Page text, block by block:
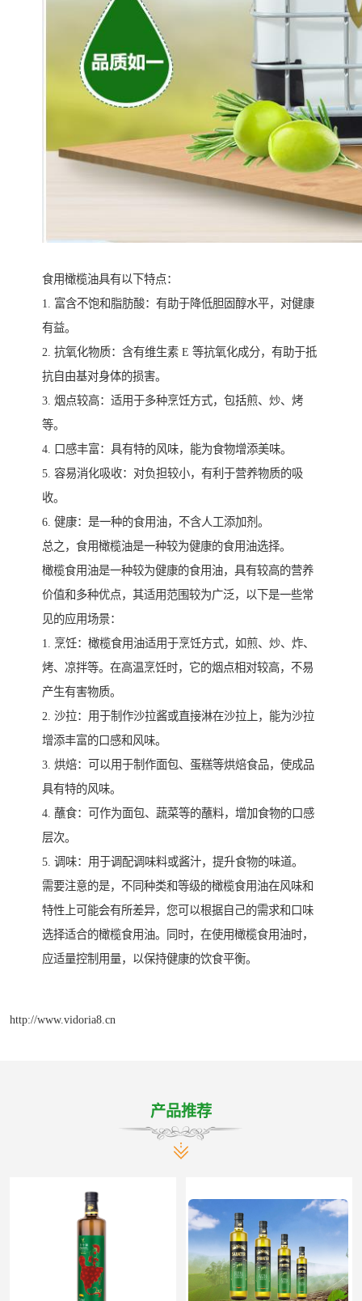
食用橄榄油具有以下特点：
1. 富含不饱和脂肪酸：有助于降低胆固醇水平，对健康
有益。
2. 抗氧化物质：含有维生素 E 等抗氧化成分，有助于抵
抗自由基对身体的损害。
3. 烟点较高：适用于多种烹饪方式，包括煎、炒、烤
等。
4. 口感丰富：具有特的风味，能为食物增添美味。
5. 容易消化吸收：对负担较小，有利于营养物质的吸
收。
6. 健康：是一种的食用油，不含人工添加剂。
总之，食用橄榄油是一种较为健康的食用油选择。
橄榄食用油是一种较为健康的食用油，具有较高的营养
价值和多种优点，其适用范围较为广泛，以下是一些常
见的应用场景：
1. 烹饪：橄榄食用油适用于烹饪方式，如煎、炒、炸、
烤、凉拌等。在高温烹饪时，它的烟点相对较高，不易
产生有害物质。
2. 沙拉：用于制作沙拉酱或直接淋在沙拉上，能为沙拉
增添丰富的口感和风味。
3. 烘焙：可以用于制作面包、蛋糕等烘焙食品，使成品
具有特的风味。
4. 蘸食：可作为面包、蔬菜等的蘸料，增加食物的口感
层次。
5. 调味：用于调配调味料或酱汁，提升食物的味道。
需要注意的是，不同种类和等级的橄榄食用油在风味和
特性上可能会有所差异，您可以根据自己的需求和口味
选择适合的橄榄食用油。同时，在使用橄榄食用油时，
应适量控制用量，以保持健康的饮食平衡。
http://www.vidoria8.cn
产品推荐